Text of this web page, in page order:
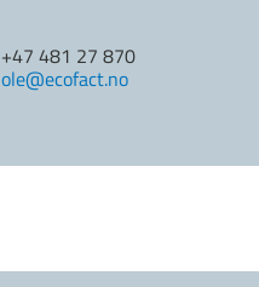
+47 481 27 870
ole@ecofact.no